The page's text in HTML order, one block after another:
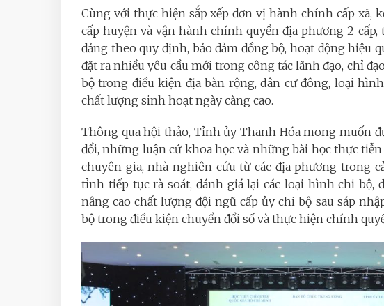
Cùng với thực hiện sắp xếp đơn vị hành chính cấp xã,
cấp huyện và vận hành chính quyền địa phương 2
đảng theo quy định, bảo đảm đồng bộ, hoạt động hiệu
đặt ra nhiều yêu cầu mới trong công tác lãnh đạo, chỉ
bộ trong điều kiện địa bàn rộng, dân cư đông, loại
chất lượng sinh hoạt ngày càng cao.
Thông qua hội thảo, Tỉnh ủy Thanh Hóa mong muốn
đổi, những luận cứ khoa học và những bài học thực tiễn
chuyên gia, nhà nghiên cứu từ các địa phương trong
tỉnh tiếp tục rà soát, đánh giá lại các loại hình chi bộ,
nâng cao chất lượng đội ngũ cấp ủy chi bộ sau sáp
bộ trong điều kiện chuyển đổi số và thực hiện chính